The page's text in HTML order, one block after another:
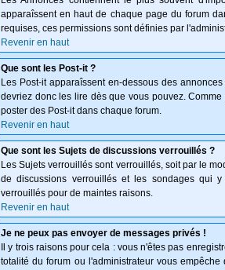
apparaîssent en haut de chaque page du forum
requises, ces permissions sont définies par
Revenir en haut
Que sont les Post-it ?
Les Post-it apparaîssent en-dessous des
devriez donc les lire dès que vous pouvez.
poster des Post-it dans chaque forum.
Revenir en haut
Que sont les Sujets de discussions verrouillés ?
Les Sujets verrouillés sont verrouillés, soit par le
de discussions verrouillés et les sondages qui
verrouillés pour de maintes raisons.
Revenir en haut
Je ne peux pas envoyer de messages privés !
Il y trois raisons pour cela : vous n'êtes pas
totalité du forum ou l'administrateur vous